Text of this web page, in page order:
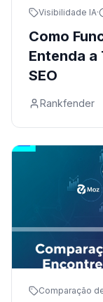
Visibilidade IA·
Como
Entenda a
SEO
Rankfender
Comparação